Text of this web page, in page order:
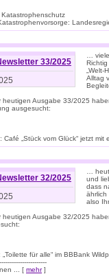
Katastrophenschutz
33/2025
…
Alltag
heutigen Ausgabe 33/2025
ausgesucht:
Café „Stück vom Glück“ jetzt mit
32/2025
…
und
dass
ährlich
also
heutigen Ausgabe 32/2025
für alle“ im BBBank
... [ mehr]